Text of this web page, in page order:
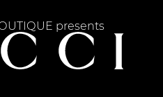
presents